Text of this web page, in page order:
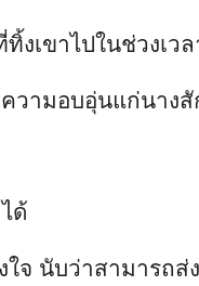
ด้
จ นับว่าสามารถ